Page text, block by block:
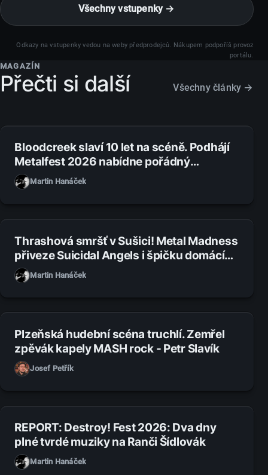
Všechny vstupenky →
Odkazy na vstupenky vedou na weby předprodejců. Nákupem podpoříš provoz
portálu.
MAGAZÍN
Přečti si další Všechny články →
Bloodcreek slaví 10 let na scéně. Podhájí
Metalfest 2026 nabídne pořádný
metalový večírek
Martin Hanáček
Thrashová smršť v Sušici! Metal Madness
přiveze Suicidal Angels i špičku domácí
scényMartin Hanáček
Plzeňská hudební scéna truchlí. Zemřel
zpěvák kapely MASH rock - Petr Slavík
Josef Petřík
REPORT: Destroy! Fest 2026: Dva dny
plné tvrdé muziky na Ranči Šídlovák
Martin Hanáček